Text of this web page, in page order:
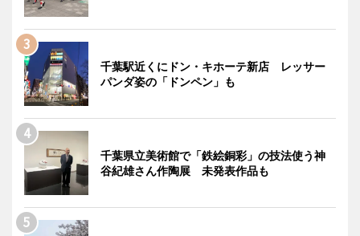
千葉駅近くにドン・キホーテ新店 レッサー
パンダ姿の「ドンペン」も
千葉県立美術館で「鉄絵銅彩」の技法使う神
谷紀雄さん作陶展 未発表作品も